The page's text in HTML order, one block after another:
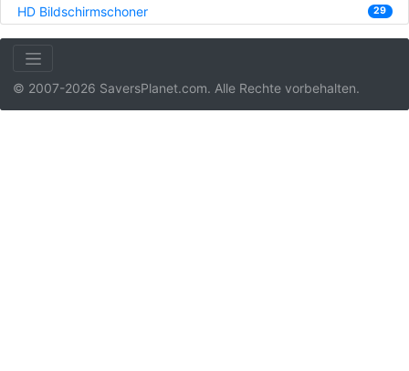
HD Bildschirmschoner 29
© 2007-2026 SaversPlanet.com. Alle Rechte vorbehalten.